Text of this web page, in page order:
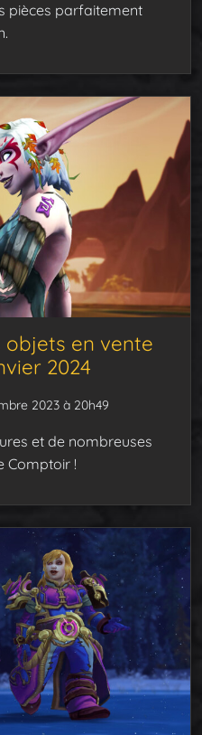
pièces parfaitement
objets en vente
2024
2023 à 20h49
et de nombreuses
Comptoir !